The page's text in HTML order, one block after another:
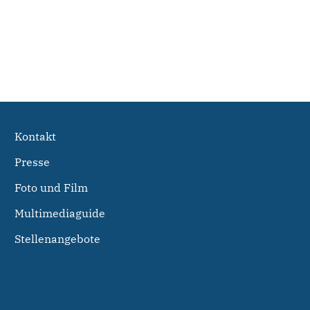
Kontakt
Presse
Foto und Film
Multimediaguide
Stellenangebote